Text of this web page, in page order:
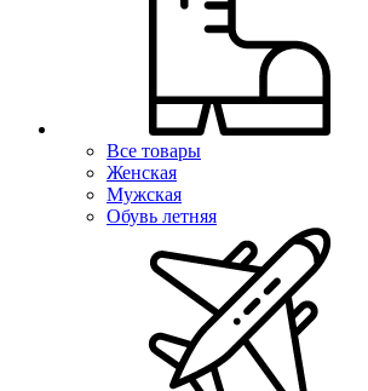
Все товары
Женская
Мужская
Обувь летняя